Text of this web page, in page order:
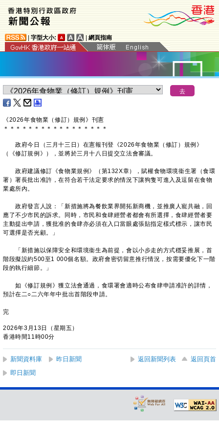
字型大小: 網頁指南
《2026年食物業（修訂）規例》刊憲
＊ ＊ ＊ ＊ ＊ ＊ ＊ ＊ ＊ ＊ ＊ ＊ ＊ ＊ ＊ ＊ ＊
政府今日（三月十三日）在憲報刊登《2026年食物業（修訂）規例》
（《修訂規例》），並將於三月十八日提交立法會審議。
政府建議修訂《食物業規例》（第132X章），賦權食物環境衞生署（食環
署）署長批出准許，在符合若干法定要求的情況下讓狗隻可進入及逗留在食物
業處所內。
政府發言人說：「新措施將為餐飲業界開拓新商機，並推廣人寵共融，回
應了不少市民的訴求。同時，市民和食肆經營者都會有所選擇，食肆經營者要
主動提出申請，獲批准的食肆亦必須在入口當眼處張貼指定樣式標示，讓市民
可選擇是否光顧。」
「新措施以保障安全和環境衞生為前提，會以小步走的方式穩妥推展，首
階段擬設約500至1 000個名額。政府會密切留意推行情況，按需要優化下一階
段的執行細節。」
​如《修訂規例》獲立法會通過，食環署會適時公布食肆申請准許的詳情，
預計在二○二六年年中批出首階段申請。
完
2026年3月13日（星期五）
香港時間11時00分
新聞資料庫 昨日新聞 返回新聞列表
返回頁首
即日新聞